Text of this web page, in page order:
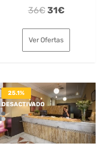
36€El
original
era:
31€El
es:
Ver Ofertas
25.1%
DESACTIVADO